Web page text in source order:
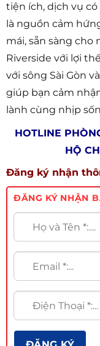
tiện ích, dịch vụ
là nguồn cảm
mái, sẵn sàng cho
Riverside với lợi
với sông Sài Gòn
giúp bạn cảm
lành cùng nhịp
HOTLINE
HỘ
Đăng ký nhận
ĐĂNG KÝ NHẬN